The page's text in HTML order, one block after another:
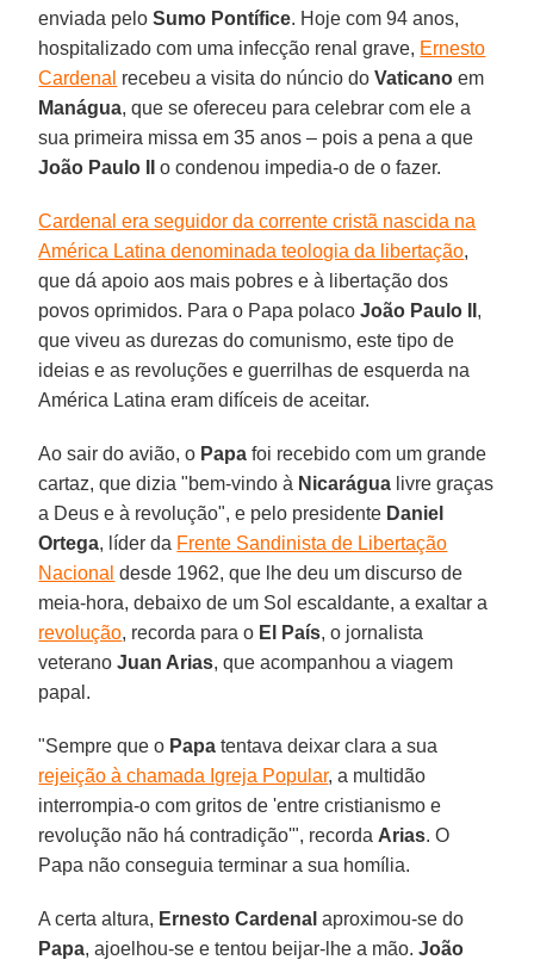
enviada peloSumo Pontífice. Hoje com 94 anos,
hospitalizado com uma infecção renal grave, Ernesto
Cardenal recebeu a visita do núncio doVaticano em
Manágua, que se ofereceu para celebrar com ele a
sua primeira missa em 35 anos – pois a pena a que
João Paulo II
o condenou impedia-o de o fazer.
Cardenal era seguidor da corrente cristã nascida na
América Latina denominada teologia da libertação,
que dá apoio aos mais pobres e à libertação dos
povos oprimidos. Para o Papa polacoJoão Paulo II ,
que viveu as durezas do comunismo, este tipo de
ideias e as revoluções e guerrilhas de esquerda na
América Latina eram difíceis de aceitar.
Ao sair do avião, o Papa foi recebido com um grande
cartaz, que dizia "bem-vindo à Nicarágua livre graças
a Deus e à revolução", e pelo presidente Daniel
Ortega, líder da Frente Sandinista de Libertação
Nacional desde 1962, que lhe deu um discurso de
meia-hora, debaixo de um Sol escaldante, a exaltar a
revolução, recorda para o El País, o jornalista
veteranoJuan Arias, que acompanhou a viagem
papal.
"Sempre que o Papa tentava deixar clara a sua
rejeição à chamada Igreja Popular, a multidão
interrompia-o com gritos de 'entre cristianismo e
revolução não há contradição'", recorda Arias. O
Papa não conseguia terminar a sua homília.
A certa altura, Ernesto Cardenal aproximou-se do
Papa, ajoelhou-se e tentou beijar-lhe a mão.João